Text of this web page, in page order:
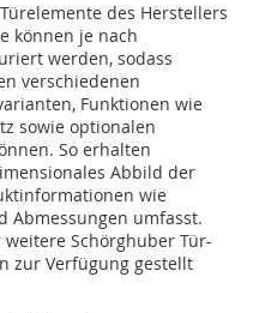
des Herstellers
können je nach
werden, sodass
verschiedenen
Funktionen wie
sowie optionalen
So erhalten
Abbild der
wie
Abmessungen umfasst.
Schörghuber Tür-
zur Verfügung gestellt